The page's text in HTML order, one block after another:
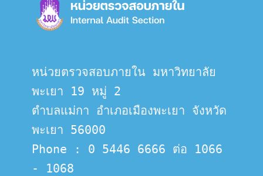
หน่วยตรวจสอบภายใน มหาวิทยาลัย
พะเยา 19 หมู่ 2
ตำบลแม่กา อำเภอเมืองพะเยา จังหวัด
พะเยา 56000
Phone : 0 5446 6666 ต่อ 1066
- 1068